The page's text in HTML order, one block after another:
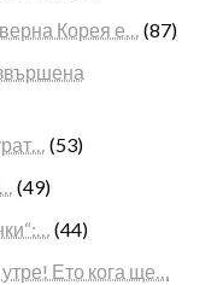
Корея е… (87)
(53)
(49)
(44)
Ето кога ще…